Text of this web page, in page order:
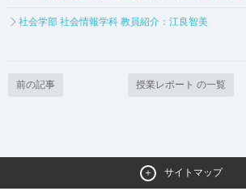
社会学部 社会情報学科 教員紹介：江良智美
前の記事 授業レポート の一覧
サイトマップ